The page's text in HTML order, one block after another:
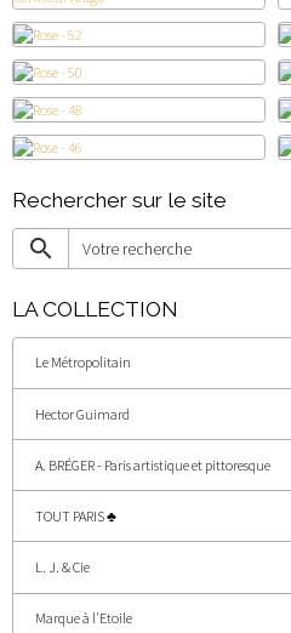
Rechercher sur le site
LA COLLECTION
Le Métropolitain
Hector Guimard
A. BRÉGER - Paris artistique et pittoresque
TOUT PARIS ♣
L. J. & Cie
Marque à l'Etoile